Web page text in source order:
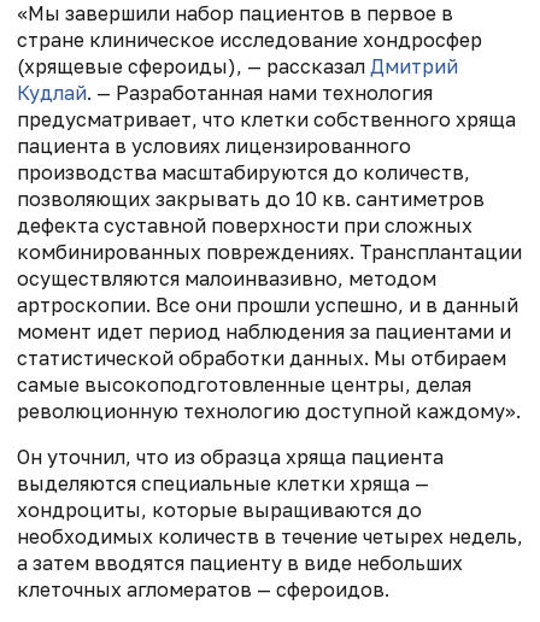
«Мы завершили набор пациентов в первое в
стране клиническое исследование хондросфер
(хрящевые сфероиды), — рассказал Дмитрий
Кудлай. — Разработанная нами технология
предусматривает, что клетки собственного хряща
пациента в условиях лицензированного
производства масштабируются до количеств,
позволяющих закрывать до 10 кв. сантиметров
дефекта суставной поверхности при сложных
комбинированных повреждениях. Трансплантации
осуществляются малоинвазивно, методом
артроскопии. Все они прошли успешно, и в данный
момент идет период наблюдения за пациентами и
статистической обработки данных. Мы отбираем
самые высокоподготовленные центры, делая
революционную технологию доступной каждому».
Он уточнил, что из образца хряща пациента
выделяются специальные клетки хряща —
хондроциты, которые выращиваются до
необходимых количеств в течение четырех недель,
а затем вводятся пациенту в виде небольших
клеточных агломератов — сфероидов.